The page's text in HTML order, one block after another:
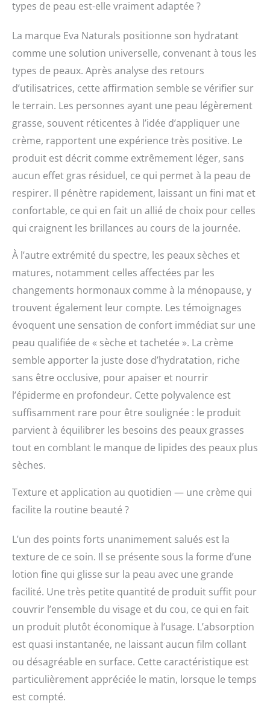
hydratation durable.
peptide jour et nuit
pour nourrir et réparer
tout en estompant les
rides à la source.
Formule anti-âge et
anti-rides : inversez les
signes du vieillissement
prématuré et arrêtez
l'affaissement et la
sécheresse dans ses
traces. Avec notre
hydratant facial
complexe Eva Naturals
Peptide Complex –
formulé pour fournir
âge rajeunissants –
réduction de
l'apparence des rides
et ridules en un rien de
temps. Travaillant pour
restaurer l'élasticité
naturelle tout en
hydratation durable,
vous sentirez les
bienfaits de l'humidité
en un rien de temps
Excellent pour tous les
types de peau : la
crème visage au
collagène parfaite pour
les peaux sensibles,
Eva Naturals est
recommandée pour
tous les types de peau,
normales, les peaux
sèches, les peaux
mixtes et les peaux
grasses. Appliquez
notre crème hydratante
au collagène pour le
visage une fois le matin
et une fois le soir pour
une hydratation et une
action renouvelante de
la peau pendant 24
heures. De plus, cette
types de peau est-elle vraiment adaptée ?
La marque Eva Naturals positionne son hydratant
comme une solution universelle, convenant à tous les
types de peaux. Après analyse des retours
d’utilisatrices, cette affirmation semble se vérifier sur
le terrain. Les personnes ayant une peau légèrement
grasse, souvent réticentes à l’idée d’appliquer une
crème, rapportent une expérience très positive. Le
produit est décrit comme extrêmement léger, sans
aucun effet gras résiduel, ce qui permet à la peau de
respirer. Il pénètre rapidement, laissant un fini mat et
confortable, ce qui en fait un allié de choix pour celles
qui craignent les brillances au cours de la journée.
À l’autre extrémité du spectre, les peaux sèches et
matures, notamment celles affectées par les
changements hormonaux comme à la ménopause, y
trouvent également leur compte. Les témoignages
évoquent une sensation de confort immédiat sur une
peau qualifiée de « sèche et tachetée ». La crème
semble apporter la juste dose d’hydratation, riche
sans être occlusive, pour apaiser et nourrir
l’épiderme en profondeur. Cette polyvalence est
suffisamment rare pour être soulignée : le produit
parvient à équilibrer les besoins des peaux grasses
tout en comblant le manque de lipides des peaux plus
sèches.
Texture et application au quotidien — une crème qui
facilite la routine beauté ?
L’un des points forts unanimement salués est la
texture de ce soin. Il se présente sous la forme d’une
lotion fine qui glisse sur la peau avec une grande
facilité. Une très petite quantité de produit suffit pour
couvrir l’ensemble du visage et du cou, ce qui en fait
un produit plutôt économique à l’usage. L’absorption
est quasi instantanée, ne laissant aucun film collant
ou désagréable en surface. Cette caractéristique est
particulièrement appréciée le matin, lorsque le temps
est compté.